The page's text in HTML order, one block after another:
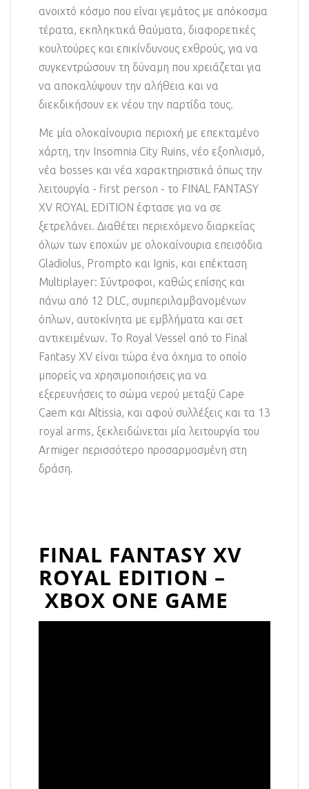
ανοιχτό κόσμο που είναι γεμάτος με απόκοσμα
τέρατα, εκπληκτικά θαύματα, διαφορετικές
κουλτούρες και επικίνδυνους εχθρούς, για να
συγκεντρώσουν τη δύναμη που χρειάζεται για
να αποκαλύψουν την αλήθεια και να
διεκδικήσουν εκ νέου την παρτίδα τους.
Με μία ολοκαίνουρια περιοχή με επεκταμένο
χάρτη, την Insomnia City Ruins, νέο εξοπλισμό,
νέα bosses και νέα χαρακτηριστικά όπως την
λειτουργία - first person - το FINAL FANTASY
XV ROYAL EDITION έφτασε για να σε
ξετρελάνει. Διαθέτει περιεχόμενο διαρκείας
όλων των εποχών με ολοκαίνουρια επεισόδια
Gladiolus, Prompto και Ignis, και επέκταση
Multiplayer: Σύντροφοι, καθώς επίσης και
πάνω από 12 DLC, συμπεριλαμβανομένων
όπλων, αυτοκίνητα με εμβλήματα και σετ
αντικειμένων. Το Royal Vessel από το Final
Fantasy XV είναι τώρα ένα όχημα το οποίο
μπορείς να χρησιμοποιήσεις για να
εξερευνήσεις το σώμα νερού μεταξύ Cape
Caem και Altissia, και αφού συλλέξεις και τα 13
royal arms, ξεκλειδώνεται μία λειτουργία του
Armiger περισσότερο προσαρμοσμένη στη
δράση.
FINAL FANTASY XV
ROYAL EDITION –
XBOX ONE GAME